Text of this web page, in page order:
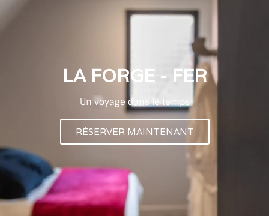
LA FORGE - FER
Un voyage dans le temps
RÉSERVER MAINTENANT